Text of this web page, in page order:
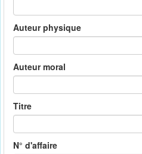
Auteur physique
Auteur moral
Titre
N° d'affaire